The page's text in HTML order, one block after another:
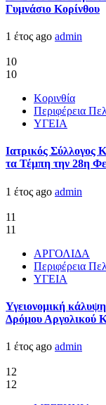
Γυμνάσιο Κορίνθου
1 έτος ago admin
10
10
Κορινθία
Περιφέρεια
ΥΓΕΙΑ
Ιατρικός Σύλλογος
τα Τέμπη την 28η
1 έτος ago admin
11
11
ΑΡΓΟΛΙΔΑ
Περιφέρεια
ΥΓΕΙΑ
Υγειονομική
Δρόμου Αργολικού
1 έτος ago admin
12
12